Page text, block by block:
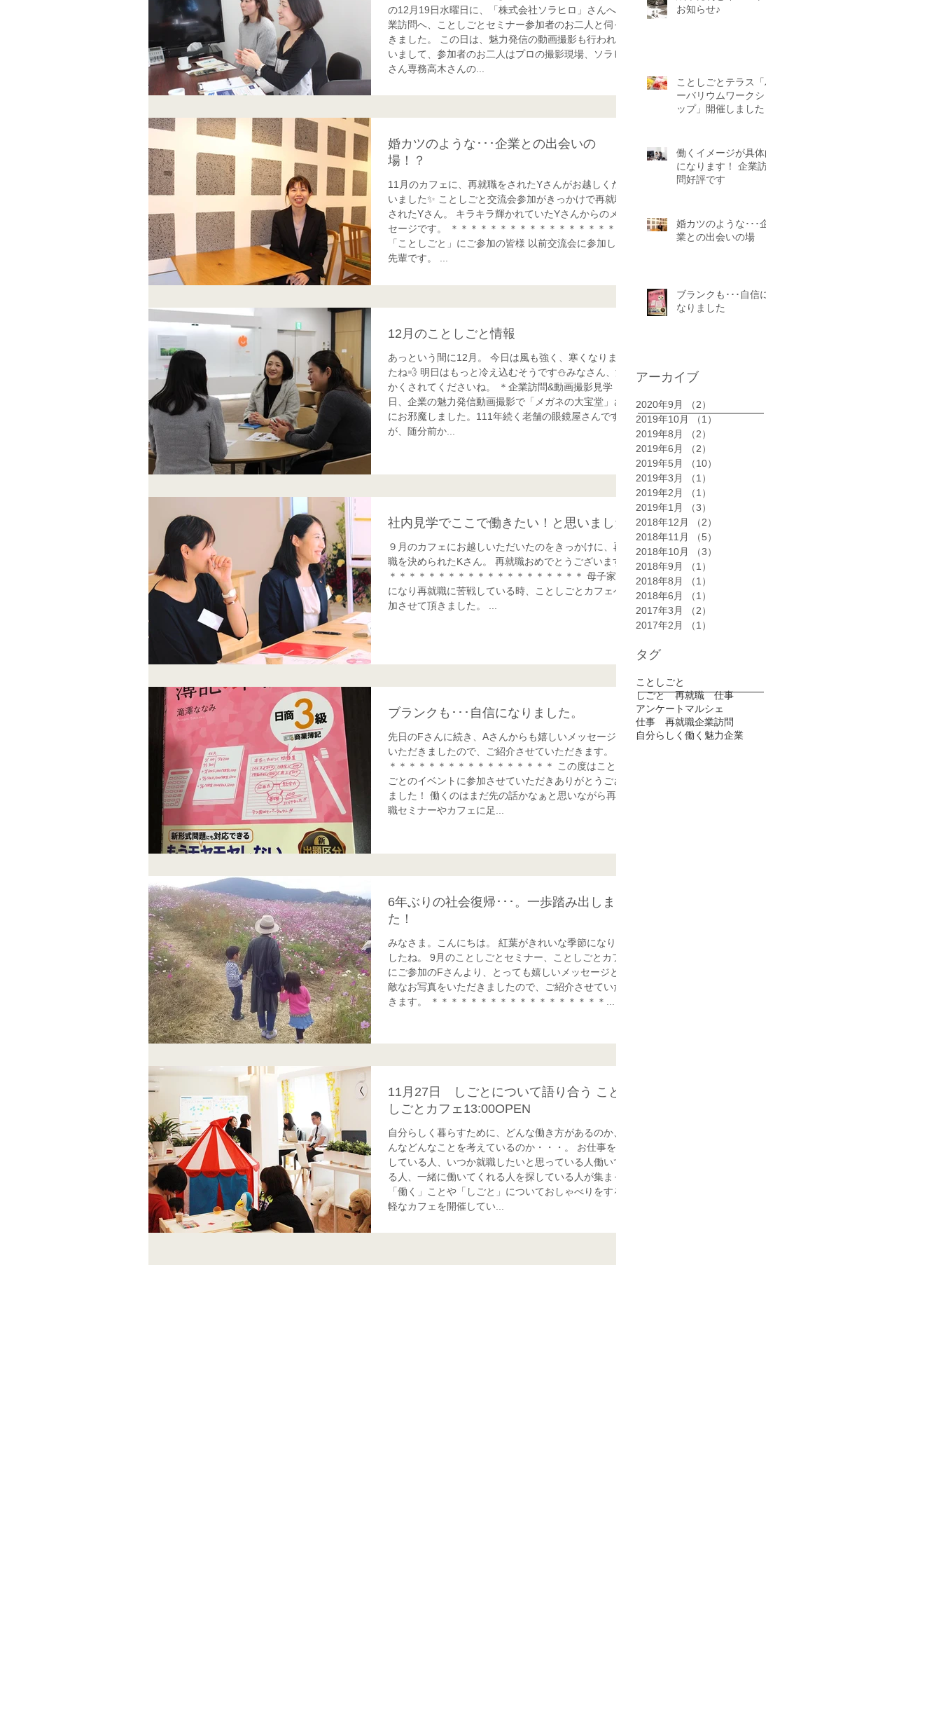
の12月19日水曜日に、「株式会社ソラヒロ」さんへ企
業訪問へ、ことしごとセミナー参加者のお二人と伺って
きました。 この日は、魅力発信の動画撮影も行われて
いまして、参加者のお二人はプロの撮影現場、ソラヒロ
さん専務高木さんの...
婚カツのような･･･企業との出会いの
場！？
11月のカフェに、再就職をされたYさんがお越しくださ
いました✨ ことしごと交流会参加がきっかけで再就職
されたYさん。 キラキラ輝かれていたYさんからのメッ
セージです。 ＊＊＊＊＊＊＊＊＊＊＊＊＊＊＊＊＊
「ことしごと」にご参加の皆様 以前交流会に参加した
先輩です。 ...
12月のことしごと情報
あっという間に12月。 今日は風も強く、寒くなりまし
たね💨 明日はもっと冷え込むそうです⛄️みなさん、温
かくされてくださいね。 ＊企業訪問&動画撮影見学 先
日、企業の魅力発信動画撮影で「メガネの大宝堂」さん
にお邪魔しました。111年続く老舗の眼鏡屋さんです
が、随分前か...
社内見学でここで働きたい！と思いました
９月のカフェにお越しいただいたのをきっかけに、再就
職を決められたKさん。 再就職おめでとうございます☆
＊＊＊＊＊＊＊＊＊＊＊＊＊＊＊＊＊＊＊＊ 母子家庭
になり再就職に苦戦している時、ことしごとカフェへ参
加させて頂きました。 ...
ブランクも･･･自信になりました。
先日のFさんに続き、Aさんからも嬉しいメッセージを
いただきましたので、ご紹介させていただきます。 ＊
＊＊＊＊＊＊＊＊＊＊＊＊＊＊＊＊＊ この度はことし
ごとのイベントに参加させていただきありがとうござい
ました！ 働くのはまだ先の話かなぁと思いながら再就
職セミナーやカフェに足...
6年ぶりの社会復帰･･･。一歩踏み出しまし
た！
みなさま。こんにちは。 紅葉がきれいな季節になりま
したね。 9月のことしごとセミナー、ことしごとカフェ
にご参加のFさんより、とっても嬉しいメッセージと素
敵なお写真をいただきましたので、ご紹介させていただ
きます。 ＊＊＊＊＊＊＊＊＊＊＊＊＊＊＊＊＊＊...
11月27日 しごとについて語り合う こと
しごとカフェ13:00OPEN
自分らしく暮らすために、どんな働き方があるのか、み
んなどんなことを考えているのか・・・。 お仕事を探
している人、いつか就職したいと思っている人働いてい
る人、一緒に働いてくれる人を探している人が集まって
「働く」ことや「しごと」についておしゃべりをする気
軽なカフェを開催してい...
お知らせ♪
ことしごとテラス「ハ
ーバリウムワークショ
ップ」開催しました！
働くイメージが具体的
になります！ 企業訪
問好評です
婚カツのような･･･企
業との出会いの場
ブランクも･･･自信に
なりました
アーカイブ
2020年9月 （2）
2019年10月
（1）
2019年8月
（2）
2019年6月
（2）
2019年5月
（10）
2019年3月
（1）
2019年2月
（1）
2019年1月
（3）
2018年12月
（2）
2018年11月
（5）
2018年10月
（3）
2018年9月
（1）
2018年8月
（1）
2018年6月
（1）
2017年3月
（2）
2017年2月
（1）
タグ
ことしごと
しごと 再就職 仕事
アンケート マルシェ
仕事 再就職企業訪問
自分らしく働く 魅力企業